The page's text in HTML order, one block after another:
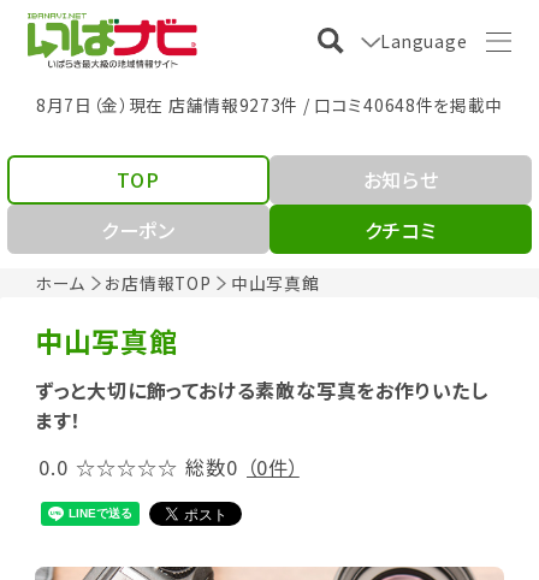
Language
8月7日（金）現在 店舗情報9273件 / 口コミ40648件を掲載中
ホーム お店情報TOP 中山写真館
TOP
お知らせ
クーポン
クチコミ
中山写真館
ずっと大切に飾っておける素敵な写真をお作りいたし
ます！
0.0 ☆☆☆☆☆ 総数0 （0件）